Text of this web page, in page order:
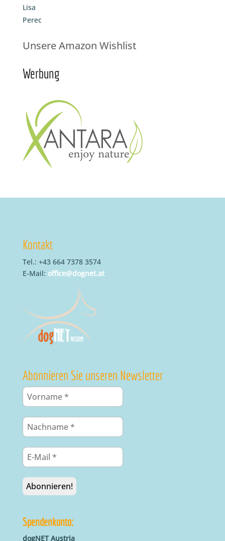
Lisa
Perec
Unsere Amazon Wishlist
Werbung
Kontakt
Tel.: +43 664 7378 3574
E-Mail: office@dognet.at
Abonnieren Sie unseren Newsletter
Spendenkonto:
dogNET Austria